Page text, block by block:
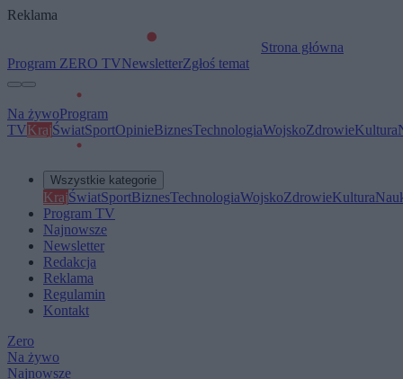
Reklama
Strona główna
Program ZERO TVNewsletterZgłoś temat
Na żywoProgram
TVKrajŚwiatSportOpinieBiznesTechnologiaWojskoZdrowieKultura
Wszystkie kategorie
KrajŚwiatSportBiznesTechnologiaWojskoZdrowieKultura
Program TV
Najnowsze
Newsletter
Redakcja
Reklama
Regulamin
Kontakt
Zero
Na żywo
Najnowsze